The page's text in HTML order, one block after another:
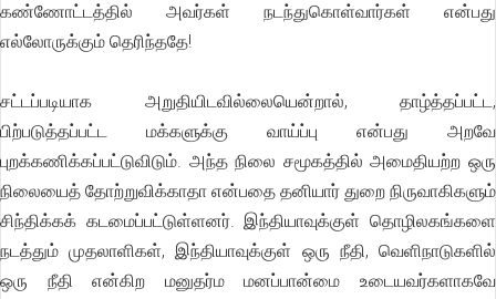
கண்ணோட்டத்தில் அவர்கள் நடந்துகொள்வார்கள் என்பது
எல்லோருக்கும் தெரிந்ததே!
சட்டப்படியாக அறுதியிடவில்லையென்றால், தாழ்த்தப்பட்ட,
பிற்படுத்தப்பட்ட மக்களுக்கு வாய்ப்பு என்பது அறவே
புறக்கணிக்கப்பட்டுவிடும். அந்த நிலை சமூகத்தில் அமைதியற்ற ஒரு
நிலையைத் தோற்றுவிக்காதா என்பதை தனியார் துறை நிருவாகிகளும்
சிந்திக்கக் கடமைப்பட்டுள்ளனர். இந்தியாவுக்குள் தொழிலகங்களை
நடத்தும் முதலாளிகள், இந்தியாவுக்குள் ஒரு நீதி, வெளிநாடுகளில்
ஒரு நீதி என்கிற மனுதர்ம மனப்பான்மை உடையவர்களாகவே